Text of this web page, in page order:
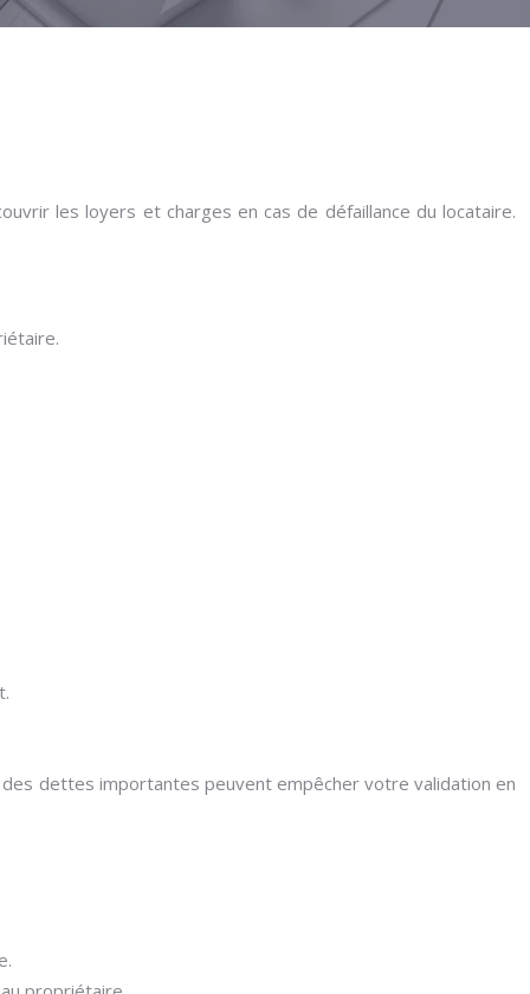
les loyers et charges en cas de défaillance du locataire.
dettes importantes peuvent empêcher votre validation en